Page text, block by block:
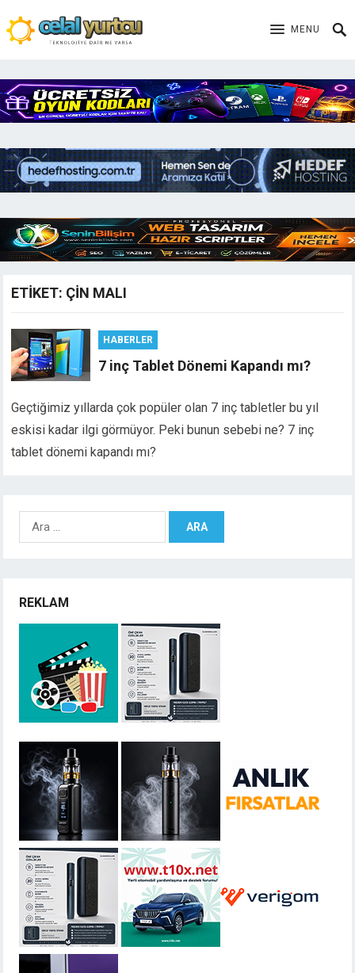
MENU
ETIKET: ÇIN MALI
HABERLER
7 inç Tablet Dönemi Kapandı mı?
Geçtiğimiz yıllarda çok popüler olan 7 inç tabletler bu yıl
eskisi kadar ilgi görmüyor. Peki bunun sebebi ne? 7 inç
tablet dönemi kapandı mı?
Arama:
REKLAM